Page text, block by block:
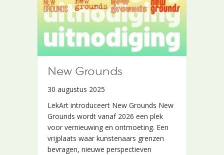
New Grounds
30 augustus 2025
LekArt introduceert New Grounds New
Grounds wordt vanaf 2026 een plek
voor vernieuwing en ontmoeting. Een
vrijplaats waar kunstenaars grenzen
bevragen, nieuwe perspectieven
New Grounds
30 augustus 2025
LekArt introduceert New Grounds New
Grounds wordt vanaf 2026 een plek
voor vernieuwing en ontmoeting. Een
vrijplaats waar kunstenaars grenzen
bevragen, nieuwe perspectieven